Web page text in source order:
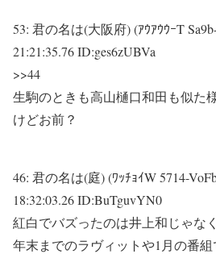
53: 君の名は(大阪府) (ｱｳｱｳｳｰT
21:21:35.76 ID:ges6zUBVa
>>44
生駒のときも高山樋口和田も似た
けどお前？
46: 君の名は(庭) (ﾜｯﾁｮｲW 5714-
18:32:03.26 ID:BuTguvYN0
紅白でバズったのは井上和じゃな
年末までのラヴィットや1月の番